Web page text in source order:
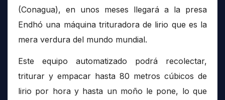
(Conagua), en unos meses llegará a la presa
Endhó una máquina trituradora de lirio que es la
mera verdura del mundo mundial.
Este equipo automatizado podrá recolectar,
triturar y empacar hasta 80 metros cúbicos de
lirio por hora y hasta un moño le pone, lo que